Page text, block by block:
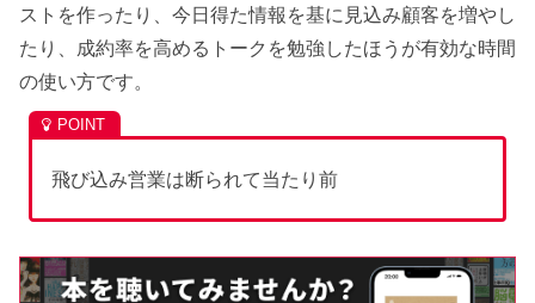
ストを作ったり、今日得た情報を基に見込み顧客を増やし
たり、成約率を高めるトークを勉強したほうが有効な時間
の使い方です。
飛び込み営業は断られて当たり前